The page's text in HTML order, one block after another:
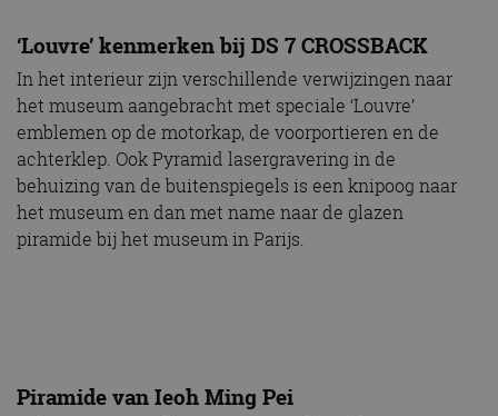
‘Louvre’ kenmerken bij DS 7 CROSSBACK
In het interieur zijn verschillende verwijzingen naar
het museum aangebracht met speciale ‘Louvre’
emblemen op de motorkap, de voorportieren en de
achterklep. Ook Pyramid lasergravering in de
behuizing van de buitenspiegels is een knipoog naar
het museum en dan met name naar de glazen
piramide bij het museum in Parijs.
Piramide van Ieoh Ming Pei